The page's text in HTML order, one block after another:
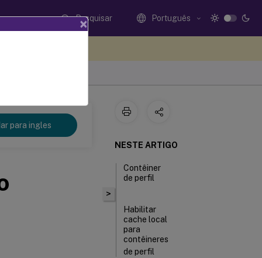
Pesquisar Português
para ingles
>
NESTE ARTIGO
Contêiner
de perfil
Habilitar
cache local
para
contêineres
de perfil
×